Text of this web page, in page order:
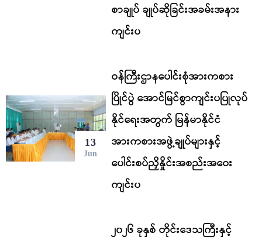
စာချုပ် ချုပ်ဆိုခြင်းအခမ်းအနား
ကျင်းပ
13
Jun
ဝန်ကြီးဌာနပေါင်းစုံအားကစား
ပြိုင်ပွဲ အောင်မြင်စွာကျင်းပပြုလုပ်
နိုင်ရေးအတွက် မြန်မာနိုင်ငံ
အားကစားအဖွဲ့ချုပ်များနှင့်
ပေါင်းစပ်ညှိနှိုင်းအစည်းအဝေး
ကျင်းပ
၂၀၂၆ ခုနှစ် တိုင်းဒေသကြီးနှင့်